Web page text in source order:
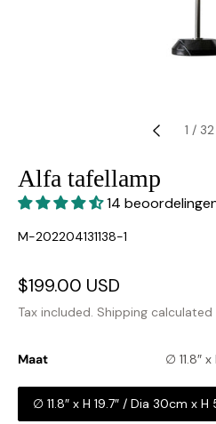
1 / 32
Alfa tafellamp
14
SKU:
M-202204131138-1
Sale
price
$199.00 USD
price
Tax included. Shipping
Maat ∅ 11.8″
∅ 11.8″ x H 19.7″ / Dia 30cm x